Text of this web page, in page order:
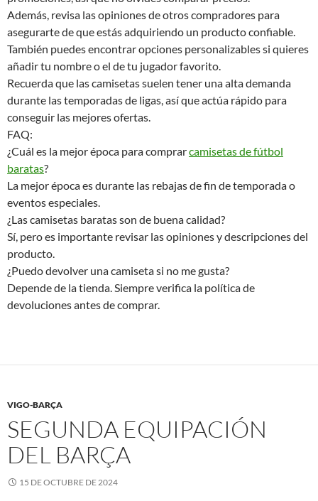
Además, revisa las opiniones de otros compradores para
asegurarte de que estás adquiriendo un producto confiable.
También puedes encontrar opciones personalizables si quieres
añadir tu nombre o el de tu jugador favorito.
Recuerda que las camisetas suelen tener una alta demanda
durante las temporadas de ligas, así que actúa rápido para
conseguir las mejores ofertas.
FAQ:
¿Cuál es la mejor época para comprarcamisetas de fútbol
baratas?
La mejor época es durante las rebajas de fin de temporada o
eventos especiales.
¿Las camisetas baratas son de buena calidad?
Sí, pero es importante revisar las opiniones y descripciones del
producto.
¿Puedo devolver una camiseta si no me gusta?
Depende de la tienda. Siempre verifica la política de
devoluciones antes de comprar.
VIGO-BARÇA
SEGUNDA EQUIPACIÓN
DEL BARÇA
15 DE OCTUBRE DE 2024